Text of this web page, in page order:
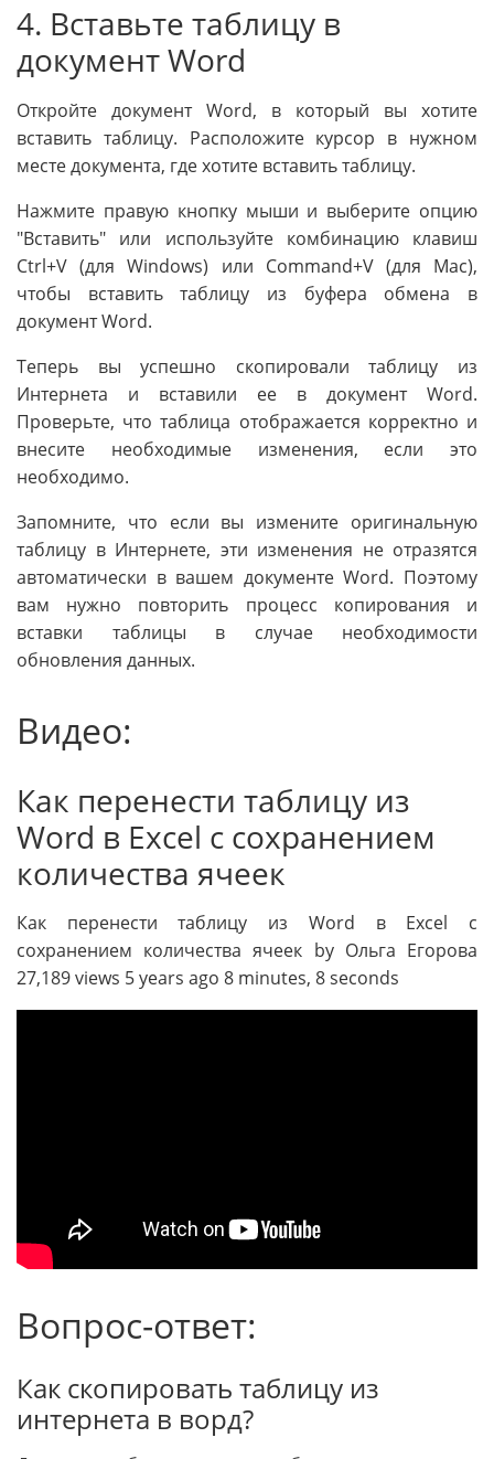
4. Вставьте таблицу в
документ Word
Откройте документ Word, в который вы хотите
вставить таблицу. Расположите курсор в нужном
месте документа, где хотите вставить таблицу.
Нажмите правую кнопку мыши и выберите опцию
"Вставить" или используйте комбинацию клавиш
Ctrl+V (для Windows) или Command+V (для Mac),
чтобы вставить таблицу из буфера обмена в
документ Word.
Теперь вы успешно скопировали таблицу из
Интернета и вставили ее в документ Word.
Проверьте, что таблица отображается корректно и
внесите необходимые изменения, если это
необходимо.
Запомните, что если вы измените оригинальную
таблицу в Интернете, эти изменения не отразятся
автоматически в вашем документе Word. Поэтому
вам нужно повторить процесс копирования и
вставки таблицы в случае необходимости
обновления данных.
Видео:
Как перенести таблицу из
Word в Excel с сохранением
количества ячеек
Как перенести таблицу из Word в Excel с
сохранением количества ячеек by Ольга Егорова
27,189 views 5 years ago 8 minutes, 8 seconds
Вопрос-ответ:
Как скопировать таблицу из
интернета в ворд?